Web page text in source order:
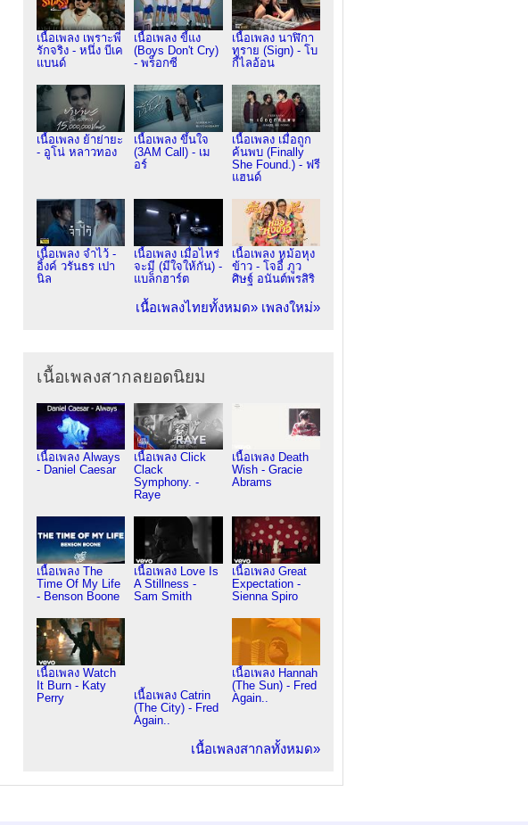
เนื้อเพลง เพราะพี่
รักจริง - หนึ่ง บีเค
แบนด์
เนื้อเพลง ขี้แง
(Boys Don't Cry)
- พร็อกซี
เนื้อเพลง นาฬิกา
ทราย (Sign) - โบ
กี้ไลอ้อน
เนื้อเพลง ย้าย่ายะ
- อูโน่ หลาวทอง
เนื้อเพลง ขึ้นใจ
(3AM Call) - เม
อร์
เนื้อเพลง เมื่อถูก
ค้นพบ (Finally
She Found.) - ฟรี
แฮนด์
เนื้อเพลง จำไว้ -
อิ้งค์ วรันธร เปา
นิล
เนื้อเพลง เมื่อไหร่
จะมี (มีใจให้กัน) -
แบล็กฮาร์ต
เนื้อเพลง หม้อหุง
ข้าว - โจอี้ ภูว
ศิษฐ์ อนันต์พรสิริ
เนื้อเพลงไทยทั้งหมด» เพลงใหม่»
เนื้อเพลงสากลยอดนิยม
เนื้อเพลง Always
- Daniel Caesar
เนื้อเพลง Click
Clack
Symphony. -
Raye
เนื้อเพลง Death
Wish - Gracie
Abrams
เนื้อเพลง The
Time Of My Life
- Benson Boone
เนื้อเพลง Love Is
A Stillness -
Sam Smith
เนื้อเพลง Great
Expectation -
Sienna Spiro
เนื้อเพลง Watch
It Burn - Katy
Perry
เนื้อเพลง Catrin
(The City) - Fred
Again..
เนื้อเพลง Hannah
(The Sun) - Fred
Again..
เนื้อเพลงสากลทั้งหมด»